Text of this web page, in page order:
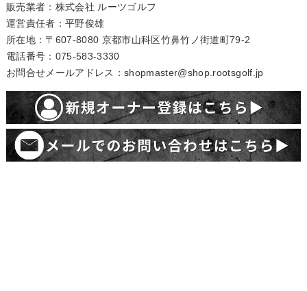
販売業者：株式会社 ルーツゴルフ
運営責任者：平野俊雄
所在地：〒607-8080 京都市山科区竹鼻竹ノ街道町79-2
電話番号：075-583-3330
お問合せメールアドレス：shopmaster@shop.rootsgolf.jp